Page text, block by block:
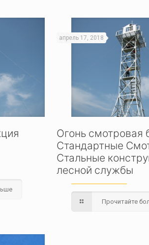
апрель 17, 2018
Огонь смотровая
Стандартные
Стальные
лесной службы
Прочитайте